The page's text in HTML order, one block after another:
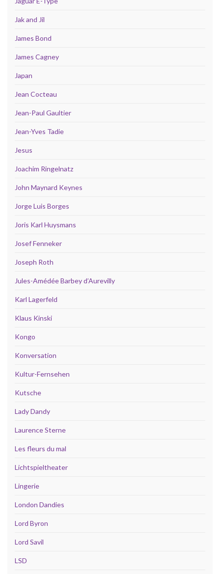
Jak and Jil
James Bond
James Cagney
Japan
Jean Cocteau
Jean-Paul Gaultier
Jean-Yves Tadie
Jesus
Joachim Ringelnatz
John Maynard Keynes
Jorge Luis Borges
Joris Karl Huysmans
Josef Fenneker
Joseph Roth
Jules-Amédée Barbey d’Aurevilly
Karl Lagerfeld
Klaus Kinski
Kongo
Konversation
Kultur-Fernsehen
Kutsche
Lady Dandy
Laurence Sterne
Les fleurs du mal
Lichtspieltheater
Lingerie
London Dandies
Lord Byron
Lord Savil
LSD